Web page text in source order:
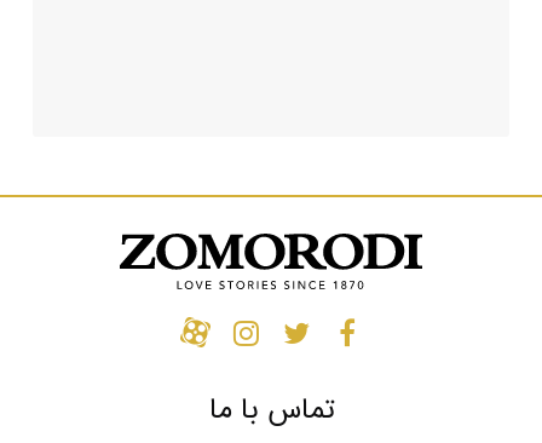
تماس با ما